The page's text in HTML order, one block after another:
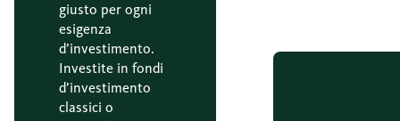
giusto per ogni
esigenza
d’investimento.
Investite in fondi
d’investimento
classici o